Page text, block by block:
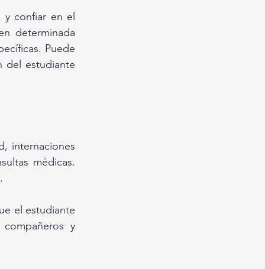
confiar en el
determinada
Puede
del estudiante
internaciones
médicas.
el estudiante
y